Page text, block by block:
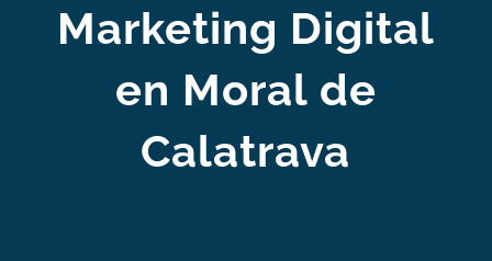
Marketing Digital
en Moral de
Calatrava